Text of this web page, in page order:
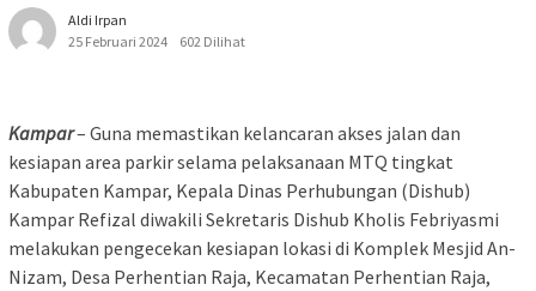
Aldi Irpan
25 Februari 2024
602 Dilihat
Kampar– Guna memastikan kelancaran akses jalan dan
kesiapan area parkir selama pelaksanaan MTQ tingkat
Kabupaten Kampar, Kepala Dinas Perhubungan (Dishub)
Kampar Refizal diwakili Sekretaris Dishub Kholis Febriyasmi
melakukan pengecekan kesiapan lokasi di Komplek Mesjid An-
Nizam, Desa Perhentian Raja, Kecamatan Perhentian Raja,